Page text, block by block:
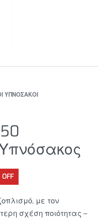
ΥΠΝΟΣΑΚΟΙ
με τον
σχέση ποιότητας –